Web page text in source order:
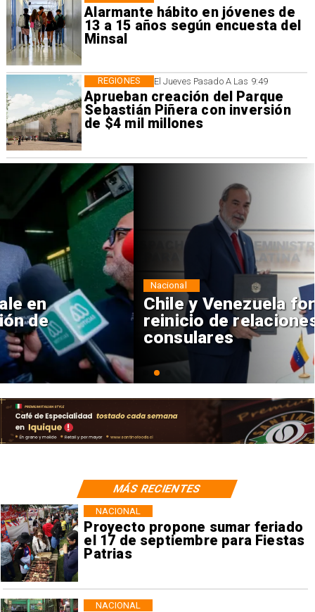
Alarmante hábito en jóvenes de
13 a 15 años según encuesta del
Minsal
El Jueves Pasado A Las 9:49
Aprueban creación del Parque
Sebastián Piñera con inversión
de $4 mil millones
REGIONES
Chile y Venezuela formalizan
reinicio de relaciones
consulares
Nacional
Proyecto propone sumar feriado
el 17 de septiembre para Fiestas
Patrias
NACIONAL
NACIONAL
MÁS RECIENTES